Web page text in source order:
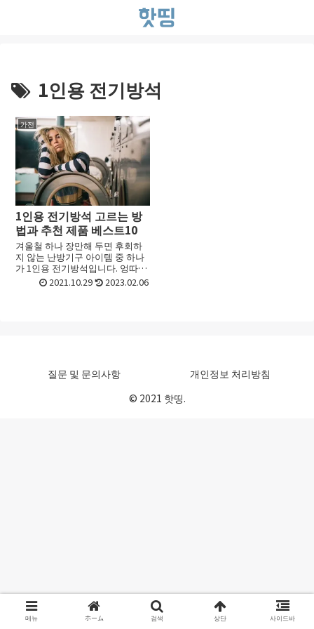
1인용 전기방석
가전
1인용 전기방석 고르는 방
법과 추천 제품 베스트10
겨울철 하나 장만해 두면 후회하
지 않는 난방기구 아이템 중 하나
가 1인용 전기방석입니다. 엉따만
되면 OK 지만 메이커도 많고 USB
형식 등의 타입도 많아서 이번시
2021.10.29 2023.02.06
질문 및 문의사항
개인정보 처리방침
© 2021 핫띵.
메뉴 ホーム 검색 상단 사이드바